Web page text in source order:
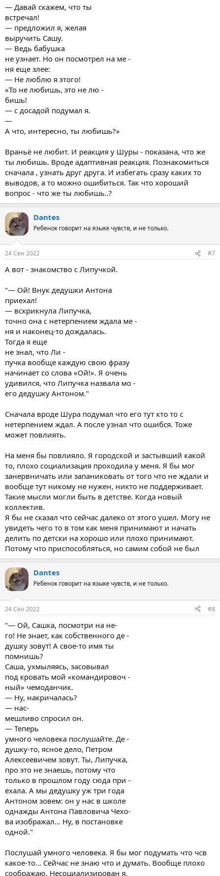
— Давай скажем, что ты
встречал!
— предложил я, желая
выручить Сашу.
— Ведь бабушка
не узнает. Но он посмотрел на ме -
ня еще злее:
— Не люблю я этого!
«То не любишь, это не лю -
бишь!
— с досадой подумал я.
—
А что, интересно, ты любишь?»
Враньё не любит. И реакция у Шуры - показана, что же
ты любишь. Вроде адаптивная реакция. Познакомиться
сначала , узнать друг друга. И избегать сразу каких то
выводов, а то можно ошибиться. Так что хороший
вопрос - что же ты любишь..?
Dantes
Ребенок говорит на языке чувств, и не только.
24 Сен 2022 #7
А вот - знакомство с Липучкой.
"— Ой! Внук дедушки Антона
приехал!
— вскрикнула Липучка,
точно она с нетерпением ждала ме -
ня и наконец-то дождалась.
Тогда я еще
не знал, что Ли -
пучка вообще каждую свою фразу
начинает со слова «Ой!». Я очень
удивился, что Липучка назвала мо -
его дедушку Антоном."
Сначала вроде Шура подумал что его тут кто то с
нетерпением ждал. А после узнал что ошибся. Тоже
может повлиять.
На меня бы повлияло. Я городской и застывший какой
то, плохо социализация проходила у меня. Я бы мог
занервничать или запаниковать от того что не ждали и
вообще тут никому не нужен, никто не поддерживает.
Такие мысли могли быть в детстве. Когда новый
коллектив.
Я бы не сказал что сейчас далеко от этого ушел. Могу не
увидеть чего то в том как меня принимают и начать
делить по детски на хорошо или плохо принимают.
Потому что приспособляться, но самим собой не был
Dantes
Ребенок говорит на языке чувств, и не только.
24 Сен 2022 #8
"— Ой, Сашка, посмотри на не-
го! Не знает, как собственного де -
душку зовут! А свое-то имя ты
помнишь?
Саша, ухмыляясь, засовывал
под кровать мой «командировоч -
ный» чемоданчик.
— Ну, накричалась?
— нас-
мешливо спросил он.
— Теперь
умного человека послушайте. Де -
душку-то, ясное дело, Петром
Алексеевичем зовут. Ты, Липучка,
про это не знаешь, потому что
только в прошлом году сюда при -
ехала. А мы дедушку уж три года
Антоном зовем: он у нас в школе
однажды Антона Павловича Чехо-
ва изображал… Ну, в постановке
одной."
Послушай умного человека. Я бы мог подумать что чсв
какое-то... Сейчас не знаю что и думать. Вообще плохо
соображаю. Несоциализирован я.